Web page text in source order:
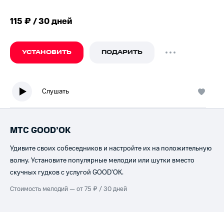
115 ₽ / 30 дней
УСТАНОВИТЬ ПОДАРИТЬ
Слушать
МТС GOOD’OK
Удивите своих собеседников и настройте их на положительную
волну. Установите популярные мелодии или шутки вместо
скучных гудков с услугой GOOD’OK.
Стоимость мелодий — от 75 ₽ / 30 дней